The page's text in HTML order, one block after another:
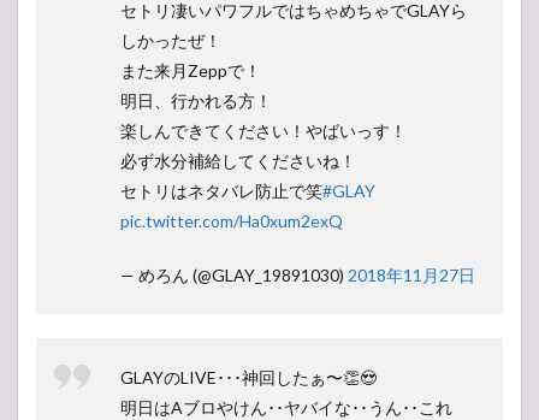
セトリ凄いパワフルではちゃめちゃでGLAYら
しかったぜ！
また来月Zeppで！
明日、行かれる方！
楽しんできてください！やばいっす！
必ず水分補給してくださいね！
セトリはネタバレ防止で笑#GLAY
pic.twitter.com/Ha0xum2exQ
— めろん (@GLAY_19891030) 2018年11月27日
GLAYのLIVE･･･神回したぁ〜👏😍
明日はAブロやけん･･ヤバイな･･うん･･これ